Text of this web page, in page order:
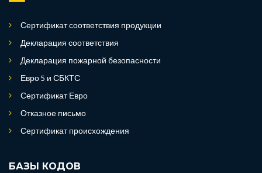
Сертификат соответствия продукции
Декларация соответствия
Декларация пожарной безопасности
Евро 5 и СБКТС
Сертификат Евро
Отказное письмо
Сертификат происхождения
БАЗЫ КОДОВ